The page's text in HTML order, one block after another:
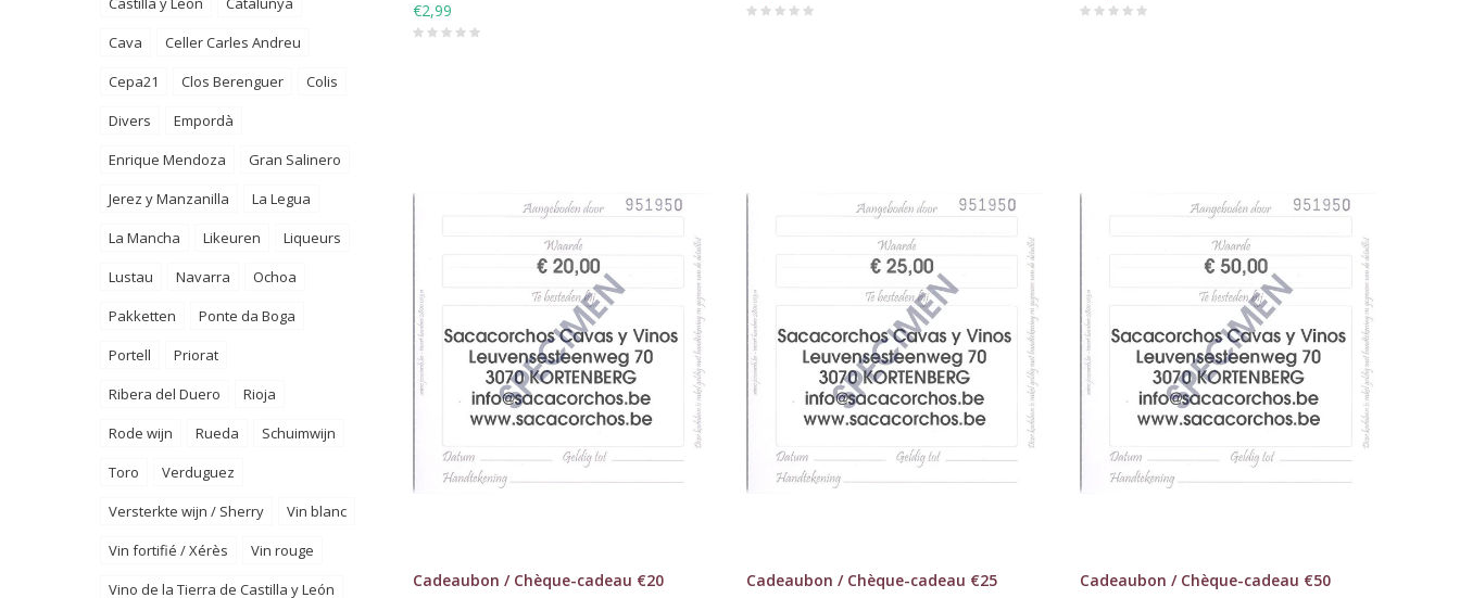
Cava
Celler Carles Andreu
Cepa21
Clos Berenguer
Colis
Divers
Empordà
Enrique Mendoza
Gran Salinero
Jerez y Manzanilla
La Legua
La Mancha
Likeuren
Liqueurs
Lustau
Navarra
Ochoa
Pakketten
Ponte da Boga
Portell
Priorat
Ribera del Duero
Rioja
Rode wijn
Rueda
Schuimwijn
Toro
Verduguez
Versterkte wijn / Sherry
Vin blanc
Vin fortifié / Xérès
Vin rouge
Vino de la Tierra de Castilla y León
€2,99
Cadeaubon / Chèque-cadeau €20
Cadeaubon / Chèque-cadeau €25
Cadeaubon / Chèque-cadeau €50